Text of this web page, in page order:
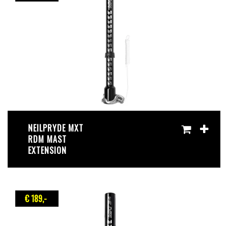
NEILPRYDE MXT
RDM MAST
EXTENSION
€ 189,-